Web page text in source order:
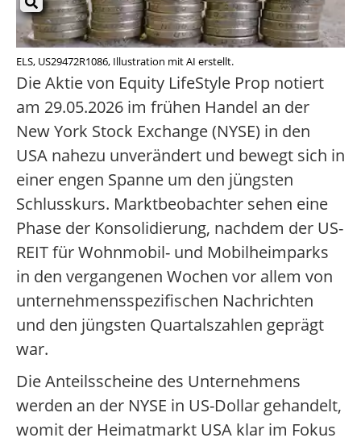
ELS, US29472R1086, Illustration mit AI erstellt.
Die Aktie von Equity LifeStyle Prop notiert
am 29.05.2026 im frühen Handel an der
New York Stock Exchange (NYSE) in den
USA nahezu unverändert und bewegt sich in
einer engen Spanne um den jüngsten
Schlusskurs. Marktbeobachter sehen eine
Phase der Konsolidierung, nachdem der US-
REIT für Wohnmobil- und Mobilheimparks
in den vergangenen Wochen vor allem von
unternehmensspezifischen Nachrichten
und den jüngsten Quartalszahlen geprägt
war.
Die Anteilsscheine des Unternehmens
werden an der NYSE in US-Dollar gehandelt,
womit der Heimatmarkt USA klar im Fokus